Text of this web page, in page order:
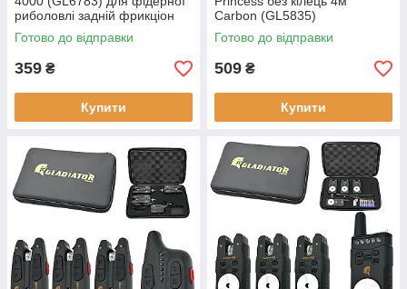
риболовлі задній фрикціон
вага 247 г
Готово до відправки
359 ₴
Купити
Carbon (GL5835)
телескопічна для
поплавкової риболовлі
Готово до відправки
509 ₴
Купити